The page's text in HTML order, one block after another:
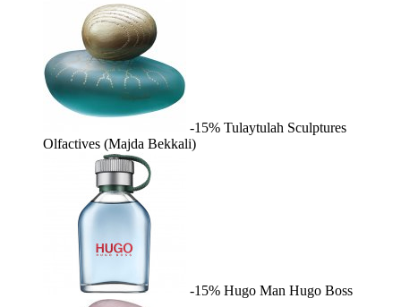
-15% Tulaytulah Sculptures
Olfactives (Majda Bekkali)
-15% Hugo Man Hugo Boss